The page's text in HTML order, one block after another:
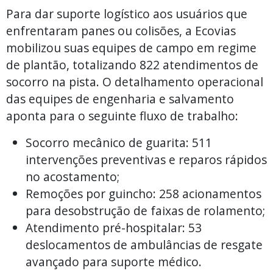
Para dar suporte logístico aos usuários que
enfrentaram panes ou colisões, a Ecovias
mobilizou suas equipes de campo em regime
de plantão, totalizando 822 atendimentos de
socorro na pista. O detalhamento operacional
das equipes de engenharia e salvamento
aponta para o seguinte fluxo de trabalho:
Socorro mecânico de guarita: 511
intervenções preventivas e reparos rápidos
no acostamento;
Remoções por guincho: 258 acionamentos
para desobstrução de faixas de rolamento;
Atendimento pré-hospitalar: 53
deslocamentos de ambulâncias de resgate
avançado para suporte médico.